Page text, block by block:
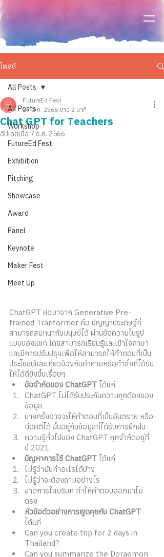
โพสต์
All Posts
Workshop
FutureEd Fest
Exhibition
Pitching
Showcase
Award
Panel
Keynote
Maker Fest
Meet Up
All Posts
Chat GPT for Teachers
FutureEd Fest
27 ต.ค. 2566 ยาว 2 นาที
อัปเดตเมื่อ 7 ธ.ค. 2566
ChatGPT ย่อมาจาก Generative Pre-
trained Tranformer คือ ปัญญาประดิษฐ์ที่
สามารถสนทนากับมนุษย์ได้ ผ่านข้อความในรูป
แบบของแชท โดยสามารถเรียนรู้และเข้าใจภาษา
และมีการปรับปรุงเพื่อให้สามารถให้คำตอบที่เป็น
ประโยชน์และเกี่ยวข้องกับคำถามหรือคำสั่งที่ได้รับ
ให้ได้ดียิ่งขึ้นเรื่อยๆ
ข้อจำกัดของ ChatGPT ได้แก่
ChatGPT ไม่ได้รับประกันความถูกต้องของ
ข้อมูล
บางครั้งอาจจะให้คำตอบที่เป็นอันตราย หรือ
มีอคติได้ ขึ้นอยู่กับข้อมูลที่ได้รับการฝึกฝน
ความรู้ทั่วไปของ ChatGPT ถูกจำกัดอยู่ที่
ปี 2021
ปัญหาการใช้ ChatGPT ได้แก่
ไม่รู้ว่ามันทำอะไรได้บ้าง
ไม่รู้ว่าจะต้องถามอย่างไร
ขาดการใส่บริบท ทำให้คำตอบออกมาไม่
ตรง
หัวข้อตัวอย่างการพูดคุยกับ ChatGPT
ได้แก่
Can you create trip for 2 days in
Thailand?
Can you summarize the Doraemon